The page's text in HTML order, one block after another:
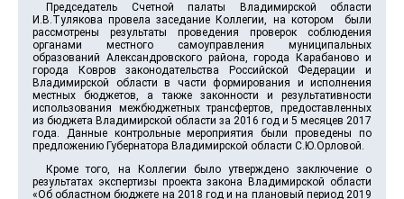
Председатель Счетной палаты Владимирской области
И.В.Тулякова провела заседание Коллегии, на котором были
рассмотрены результаты проведения проверок соблюдения
органами местного самоуправления муниципальных
образований Александровского района, города Карабаново и
города Ковров законодательства Российской Федерации и
Владимирской области в части формирования и исполнения
местных бюджетов, а также законности и результативности
использования межбюджетных трансфертов, предоставленных
из бюджета Владимирской области за 2016 год и 5 месяцев 2017
года. Данные контрольные мероприятия были проведены по
предложению Губернатора Владимирской области С.Ю.Орловой.
Кроме того, на Коллегии было утверждено заключение о
результатах экспертизы проекта закона Владимирской области
«Об областном бюджете на 2018 год и на плановый период 2019